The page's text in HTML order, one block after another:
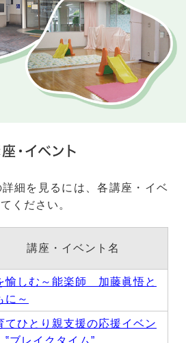
・イベント
細を見るには、各講座・イベ
ください。
講座・イベント名
愉しむ～能楽師 加藤眞悟と
に～
てひとり親支援の応援イベン